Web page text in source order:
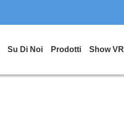
Su Di Noi Prodotti Show VR